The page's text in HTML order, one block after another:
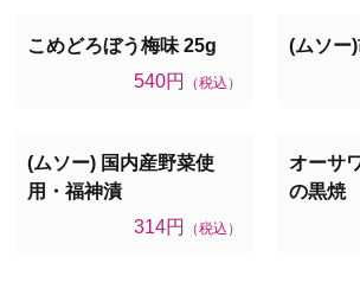
こめどろぼう梅味 25g
540円
（税込）
(ムソー
(ムソー) 国内産野菜使
用・福神漬
314円
（税込）
オーサ
の黒焼